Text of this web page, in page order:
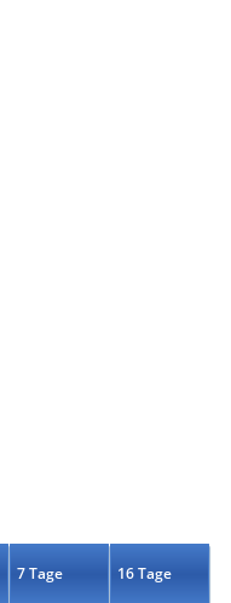
7 Tage 16 Tage